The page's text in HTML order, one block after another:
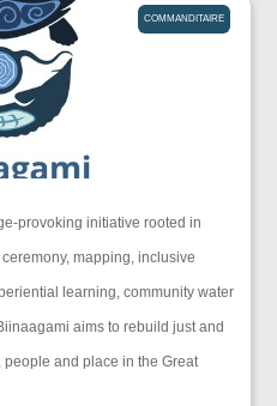
COMMANDITAIRE
provoking initiative rooted in
mapping, inclusive
learning, community water
aims to rebuild just and
and place in the Great